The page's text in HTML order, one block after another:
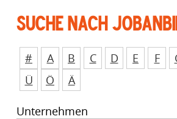
Suche nach
# A B C D E F
Ü
Ö Ä
Unternehmen